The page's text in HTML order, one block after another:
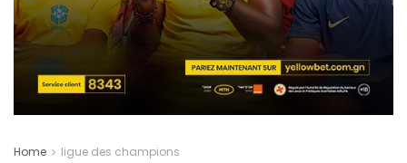
Home ligue des champions